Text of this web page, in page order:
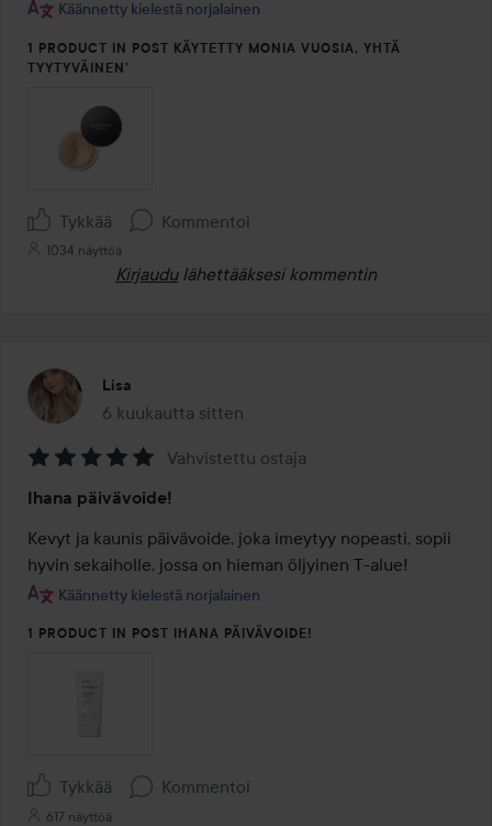
Käännetty kielestä norjalainen
1 PRODUCT IN POST KÄYTETTY MONIA VUOSIA, YHTÄ
TYYTYVÄINEN’
Tykkää Kommentoi
1034 näyttöä
Kirjaudu lähettääksesi kommentin
Lisa
6 kuukautta sitten
Viesti luotiin 6 kuukautta sitten
5
/
5
Vahvistettu ostaja
Ihana päivävoide!
Kevyt ja kaunis päivävoide, joka imeytyy nopeasti, sopii
hyvin sekaiholle, jossa on hieman öljyinen T-alue!
Käännetty kielestä norjalainen
1 PRODUCT IN POST IHANA PÄIVÄVOIDE!
Tykkää Kommentoi
617 näyttöä